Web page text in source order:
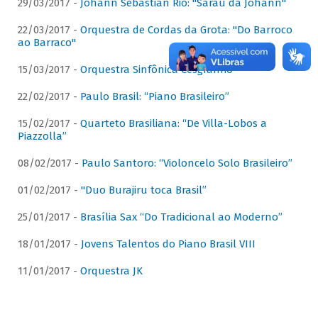
29/03/2017 - Johann Sebastian Rio: "Sarau da Johann"
22/03/2017 - Orquestra de Cordas da Grota: "Do Barroco
ao Barraco"
15/03/2017 - Orquestra Sinfônica Cesgranrio
22/02/2017 - Paulo Brasil: “Piano Brasileiro”
15/02/2017 - Quarteto Brasiliana: “De Villa-Lobos a
Piazzolla”
08/02/2017 - Paulo Santoro: “Violoncelo Solo Brasileiro”
01/02/2017 - "Duo Burajiru toca Brasil”
25/01/2017 - Brasília Sax “Do Tradicional ao Moderno”
18/01/2017 - Jovens Talentos do Piano Brasil VIII
11/01/2017 - Orquestra JK